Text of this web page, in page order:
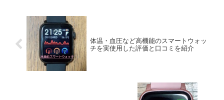
体温・血圧など高機能のスマートウォッ
チを実使用した評価と口コミを紹介